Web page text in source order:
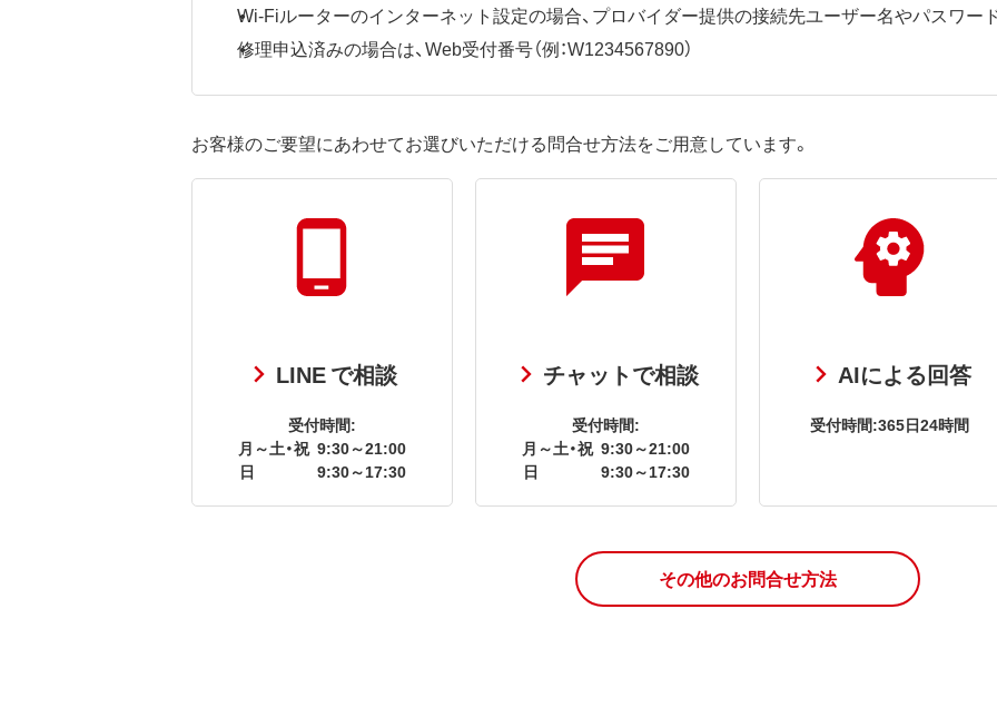
Wi-Fiルーターのインターネット設定の場合、プロバイダー提供の接続先ユーザー名やパスワー
修理申込済みの場合は、Web受付番号（例：W1234567890）
お客様のご要望にあわせてお選びいただける問合せ方法をご用意しています。
LINE で相談
受付時間:
月～土・祝 9:30～21:00
日
9:30～17:30
チャットで相談
受付時間:
月～土・祝 9:30～21:00
日
9:30～17:30
AIによる回答
受付時間:365日24時間
その他のお問合せ方法